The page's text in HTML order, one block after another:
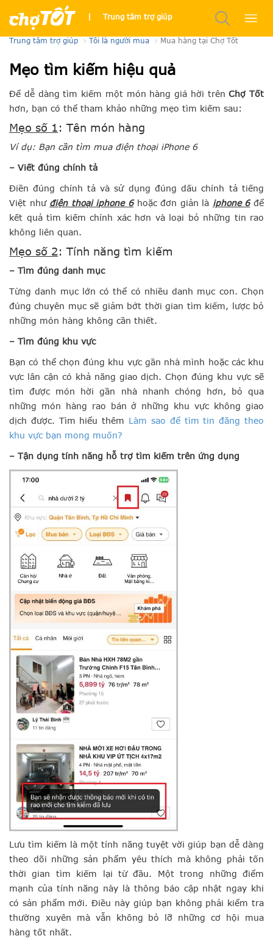
Trung tâm trợ giúp
Mua hàng tại Chợ Tốt
Trung tâm trợ giúp Tôi là người mua Mua hàng tại Chợ Tốt
Mẹo tìm kiếm hiệu quả
Để dễ dàng tìm kiếm một món hàng giá hời trênChợ Tốt
hơn, bạn có thể tham khảo những mẹo tìm kiếm sau:
Mẹo số 1: Tên món hàng
Ví dụ: Bạn cần tìm mua điện thoại iPhone 6
– Viết đúng chính tả
Điền đúng chính tả và sử dụng đúng dấu chính tả tiếng
Việt như điện thoại iphone 6hoặc đơn giản là iphone 6để
kết quả tìm kiếm chính xác hơn và loại bỏ những tin rao
không liên quan.
Mẹo số 2: Tính năng tìm kiếm
– Tìm đúng danh mục
Từng danh mục lớn có thể có nhiều danh mục con. Chọn
đúng chuyên mục sẽ giảm bớt thời gian tìm kiếm, lược bỏ
những món hàng không cần thiết.
– Tìm đúng khu vực
Bạn có thể chọn đúng khu vực gần nhà mình hoặc các khu
vực lân cận có khả năng giao dịch. Chọn đúng khu vực sẽ
tìm được món hời gần nhà nhanh chóng hơn, bỏ qua
những món hàng rao bán ở những khu vực không giao
dịch được. Tìm hiểu thêm Làm sao để tìm tin đăng theo
khu vực bạn mong muốn?
– Tận dụng tính năng hỗ trợ tìm kiếm trên ứng dụng
Lưu tìm kiếm là một tính năng tuyệt vời giúp bạn dễ dàng
theo dõi những sản phẩm yêu thích mà không phải tốn
thời gian tìm kiếm lại từ đầu. Một trong những điểm
mạnh của tính năng này là thông báo cập nhật ngay khi
có sản phẩm mới. Điều này giúp bạn không phải kiểm tra
thường xuyên mà vẫn không bỏ lỡ những cơ hội mua
hàng tốt nhất.